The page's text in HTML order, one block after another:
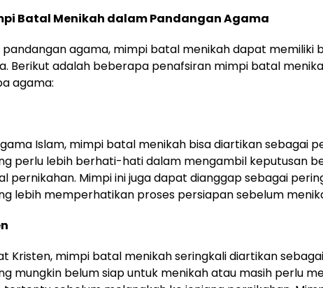
Batal Menikah dalam Pandangan Agama
pandangan agama, mimpi batal menikah dapat memiliki
Berikut adalah beberapa penafsiran mimpi batal
agama:
Islam, mimpi batal menikah bisa diartikan sebagai
perlu lebih berhati-hati dalam mengambil keputusan
pernikahan. Mimpi ini juga dapat dianggap sebagai
lebih memperhatikan proses persiapan sebelum
Kristen, mimpi batal menikah seringkali diartikan
mungkin belum siap untuk menikah atau masih perlu